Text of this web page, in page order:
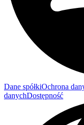
Dane spółkiOchrona
danychDostępność